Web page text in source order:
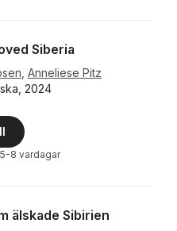
Siberia
Anneliese Pitz
2024
8 vardagar
älskade Sibirien